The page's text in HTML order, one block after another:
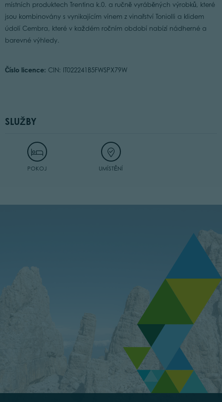
místních produktech Trentina k.0. a ručně vyráběných výrobků, které
jsou kombinovány s vynikajícím vínem z vinařství Toniolli a klidem
údolí Cembra, které v každém ročním období nabízí nádherné a
barevné výhledy.
Číslo licence: CIN: IT022241B5FWSPX79W
SLUŽBY
POKOJ UMÍSTĚNÍ